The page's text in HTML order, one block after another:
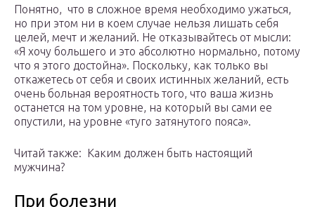
Понятно, что в сложное время необходимо ужаться,
но при этом ни в коем случае нельзя лишать себя
целей, мечт и желаний. Не отказывайтесь от мысли:
«Я хочу большего и это абсолютно нормально, потому
что я этого достойна». Поскольку, как только вы
откажетесь от себя и своих истинных желаний, есть
очень больная вероятность того, что ваша жизнь
останется на том уровне, на который вы сами ее
опустили, на уровне «туго затянутого пояса».
Читай также: Каким должен быть настоящий
мужчина?
При болезни